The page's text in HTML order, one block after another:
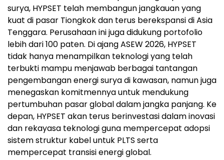
surya, HYPSET telah membangun jangkauan yang
kuat di pasar Tiongkok dan terus berekspansi di Asia
Tenggara. Perusahaan ini juga didukung portofolio
lebih dari 100 paten. Di ajang ASEW 2026, HYPSET
tidak hanya menampilkan teknologi yang telah
terbukti mampu menjawab berbagai tantangan
pengembangan energi surya di kawasan, namun juga
menegaskan komitmennya untuk mendukung
pertumbuhan pasar global dalam jangka panjang. Ke
depan, HYPSET akan terus berinvestasi dalam inovasi
dan rekayasa teknologi guna mempercepat adopsi
sistem struktur kabel untuk PLTS serta
mempercepat transisi energi global.